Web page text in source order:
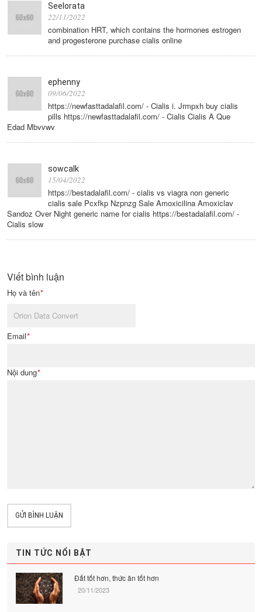
Seelorata
22/11/2022
combination HRT, which contains the hormones estrogen
and progesterone purchase cialis online
ephenny
09/06/2022
https://newfasttadalafil.com/ - Cialis i. Jrmpxh buy cialis
pills https://newfasttadalafil.com/ - Cialis Cialis A Que
Edad Mbvvwv
sowcalk
15/04/2022
https://bestadalafil.com/ - cialis vs viagra non generic
cialis sale Pcxfkp Nzpnzg Sale Amoxicilina Amoxiclav
Sandoz Over Night generic name for cialis https://bestadalafil.com/ -
Cialis slow
Viết bình luận
Họ và tên*
Email*
Nội dung*
GỬI BÌNH LUẬN
TIN TỨC NỔI BẬT
Đất tốt hơn, thức ăn tốt hơn
20/11/2023